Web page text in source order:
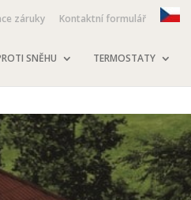
záruky Kontaktní formulář
SNĚHU TERMOSTATY